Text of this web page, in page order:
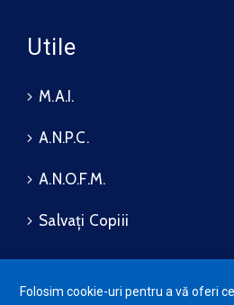
Utile
M.A.I.
A.N.P.C.
A.N.O.F.M.
Salvați Copiii
Protecția datelor cu caracter
Folosim cookie-uri pentru a vă oferi